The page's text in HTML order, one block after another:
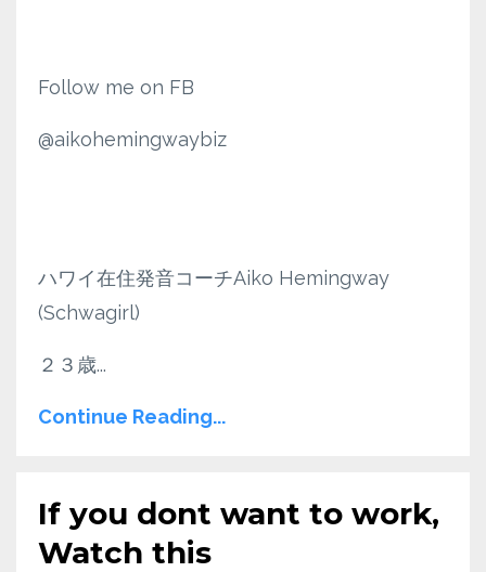
Follow me on FB
@aikohemingwaybiz
ハワイ在住発音コーチAiko Hemingway
(Schwagirl)
２３歳...
Continue Reading...
If you dont want to work,
Watch this